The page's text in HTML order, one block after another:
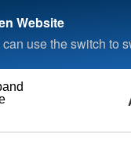
Website
use the switch to